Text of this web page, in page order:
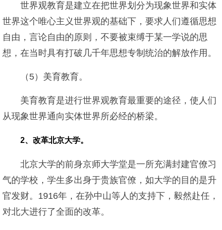
世界观教育是建立在把世界划分为现象世界和实体
世界这个唯心主义世界观的基础下，要求人们遵循思想
自由，言论自由的原则，不要被束缚于某一学说的思
想，在当时具有打破几千年思想专制统治的解放作用。
（5）美育教育。
美育教育是进行世界观教育最重要的途径，使人们
从现象世界通向实体世界所必经的桥梁。
2、改革北京大学。
北京大学的前身京师大学堂是一所充满封建官僚习
气的学校，学生多出身于贵族官僚，如大学的目的是升
官发财。1916年，在孙中山等人的支持下，毅然赴任，
对北大进行了全面的改革。